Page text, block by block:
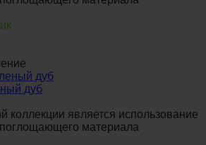
дуб
коллекции является использование
материала